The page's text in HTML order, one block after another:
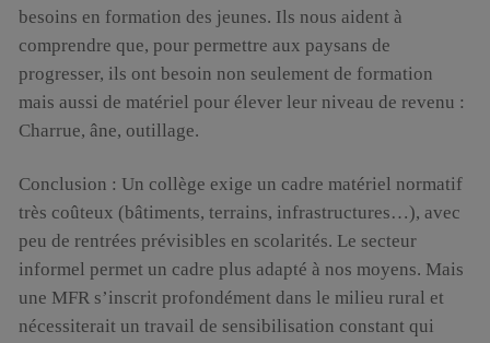
besoins en formation des jeunes. Ils nous aident à
comprendre que, pour permettre aux paysans de
progresser, ils ont besoin non seulement de formation
mais aussi de matériel pour élever leur niveau de revenu :
Charrue, âne, outillage.
Conclusion : Un collège exige un cadre matériel normatif
très coûteux (bâtiments, terrains, infrastructures…), avec
peu de rentrées prévisibles en scolarités. Le secteur
informel permet un cadre plus adapté à nos moyens. Mais
une MFR s’inscrit profondément dans le milieu rural et
nécessiterait un travail de sensibilisation constant qui